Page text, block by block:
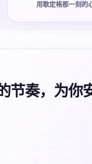
用歌定格那一刻的
奏，为你